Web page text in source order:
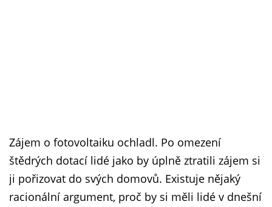
Zájem o fotovoltaiku ochladl. Po omezení
štědrých dotací lidé jako by úplně ztratili zájem si
ji pořizovat do svých domovů. Existuje nějaký
racionální argument, proč by si měli lidé v dnešní